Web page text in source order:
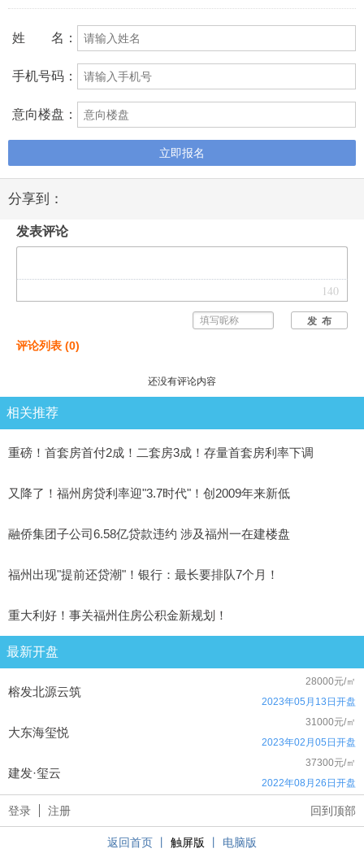
姓 名：
手机号码：
意向楼盘：
立即报名
分享到：
发表评论
140
发 布
评论列表 (0)
还没有评论内容
相关推荐
重磅！首套房首付2成！二套房3成！存量首套房利率下调
又降了！福州房贷利率迎"3.7时代"！创2009年来新低
融侨集团子公司6.58亿贷款违约 涉及福州一在建楼盘
福州出现"提前还贷潮"！银行：​最长要排队7个月！
重大利好！事关福州住房公积金新规划！
最新开盘
榕发北源云筑
28000元/㎡
2023年05月13日开盘
大东海玺悦
31000元/㎡
2023年02月05日开盘
建发·玺云
37300元/㎡
2022年08月26日开盘
登录 注册 回到顶部
返回首页 触屏版
电脑版